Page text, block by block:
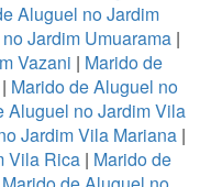
Aluguel no Jardim
Jardim Umuarama|
Vazani | Marido de
| Marido de Aluguel no
Aluguel no Jardim Vila
Jardim Vila Mariana|
Vila Rica | Marido de